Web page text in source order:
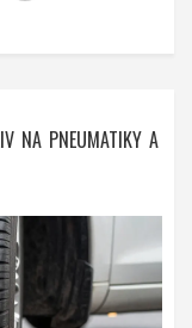
NA PNEUMATIKY A